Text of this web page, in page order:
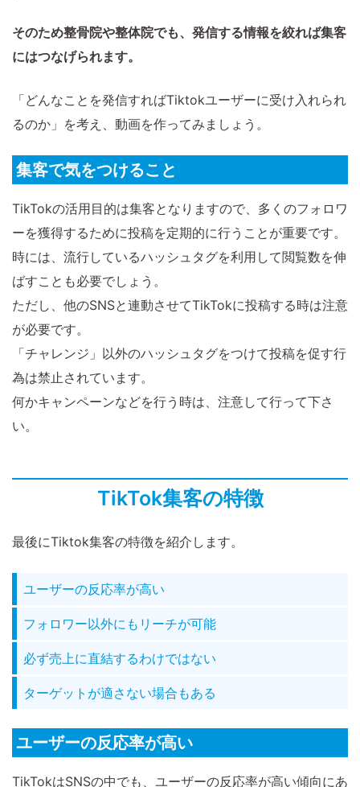
そのため整骨院や整体院でも、発信する情報を絞れば集客
にはつなげられます。
「どんなことを発信すればTiktokユーザーに受け入れられ
るのか」を考え、動画を作ってみましょう。
集客で気をつけること
TikTokの活用目的は集客となりますので、多くのフォロワ
ーを獲得するために投稿を定期的に行うことが重要です。
時には、流行しているハッシュタグを利用して閲覧数を伸
ばすことも必要でしょう。
ただし、他のSNSと連動させてTikTokに投稿する時は注意
が必要です。
「チャレンジ」以外のハッシュタグをつけて投稿を促す行
為は禁止されています。
何かキャンペーンなどを行う時は、注意して行って下さ
い。
TikTok集客の特徴
最後にTiktok集客の特徴を紹介します。
ユーザーの反応率が高い
フォロワー以外にもリーチが可能
必ず売上に直結するわけではない
ターゲットが適さない場合もある
ユーザーの反応率が高い
TikTokはSNSの中でも、ユーザーの反応率が高い傾向にあ